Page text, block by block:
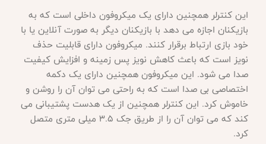
این کنترلر همچنین دارای یک میکروفون داخلی است که به
بازیکنان اجازه می دهد با بازیکنان دیگر به صورت آنلاین یا با
خود بازی ارتباط برقرار کنند. میکروفون دارای قابلیت حذف
نویز است که باعث کاهش نویز پس زمینه و افزایش کیفیت
صدا می شود. این میکروفون همچنین دارای یک دکمه
اختصاصی بی صدا است که به راحتی می توان آن را روشن و
خاموش کرد. این کنترلر همچنین از یک هدست پشتیبانی می
کند که می توان آن را از طریق جک 3.5 میلی متری متصل
کرد.